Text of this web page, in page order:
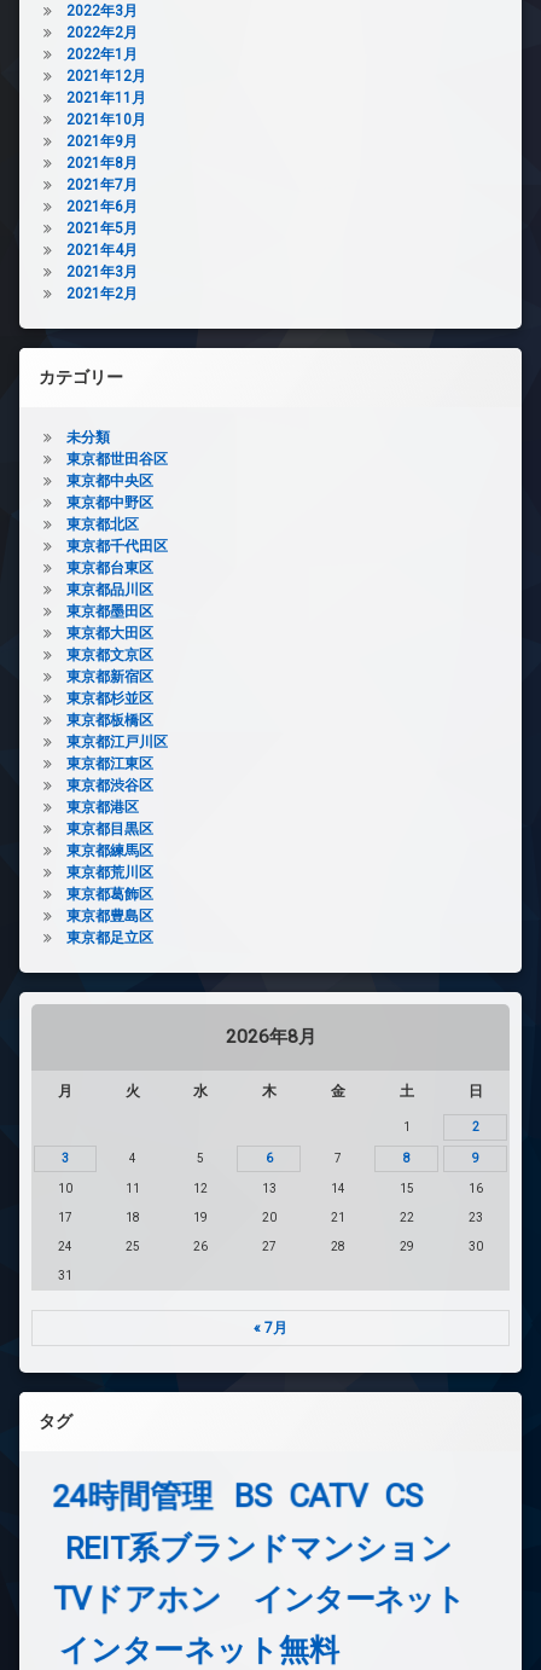
2022年3月
2022年2月
2022年1月
2021年12月
2021年11月
2021年10月
2021年9月
2021年8月
2021年7月
2021年6月
2021年5月
2021年4月
2021年3月
2021年2月
カテゴリー
未分類
東京都世田谷区
東京都中央区
東京都中野区
東京都北区
東京都千代田区
東京都台東区
東京都品川区
東京都墨田区
東京都大田区
東京都文京区
東京都新宿区
東京都杉並区
東京都板橋区
東京都江戸川区
東京都江東区
東京都渋谷区
東京都港区
東京都目黒区
東京都練馬区
東京都荒川区
東京都葛飾区
東京都豊島区
東京都足立区
2026年8月
月 火 水 木 金 土 日
1 2
3 4 5 6 7 8 9
10 11 12 13 14 15 16
17 18 19 20 21 22 23
24 25 26 27 28 29 30
31
« 7月
タグ
24時間管理 BS CATV CS
REIT系ブランドマンション
TVドアホン インターネット
インターネット無料